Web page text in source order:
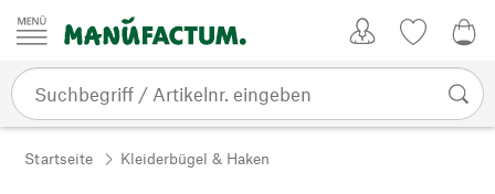
Zum Inhalt springen
Startseite Kleiderbügel & Haken